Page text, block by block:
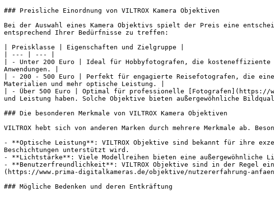
### Preisliche Einordnung von VILTROX Kamera Objektiven
Bei der Auswahl eines Kamera Objektivs spielt der Preis eine
entsprechend Ihrer Bedürfnisse zu treffen:
| Preisklasse | Eigenschaften und Zielgruppe |
| --- | --- |
| - Unter 200 Euro | Ideal für Hobbyfotografen, die kosteneffiziente
Anwendungen. |
| - 200 - 500 Euro | Perfekt für engagierte Reisefotografen, die
Materialien und mehr optische Leistung. |
| - Über 500 Euro | Optimal für professionelle [Fotografen](https://
und Leistung haben. Solche Objektive bieten außergewöhnliche
### Die besonderen Merkmale von VILTROX Kamera Objektiven
VILTROX hebt sich von anderen Marken durch mehrere Merkmale ab.
- **Optische Leistung**: VILTROX Objektive sind bekannt für ihre
Beschichtungen unterstützt wird.
- **Lichtstärke**: Viele Modellreihen bieten eine außergewöhnliche
- **Benutzerfreundlichkeit**: VILTROX Objektive sind in der Regel
(https://www.prima-digitalkameras.de/objektive/nutzererfahrung-
### Mögliche Bedenken und deren Entkräftung